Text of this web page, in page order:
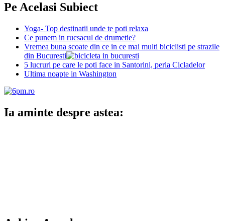
Pe Acelasi Subiect
Yoga- Top destinatii unde te poti relaxa
Ce punem in rucsacul de drumetie?
Vremea buna scoate din ce in ce mai multi biciclisti pe strazile
din Bucuresti
5 lucruri pe care le poti face in Santorini, perla Cicladelor
Ultima noapte in Washington
Ia aminte despre astea: